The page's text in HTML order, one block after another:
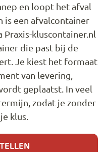
en loopt het afval
is een afvalcontainer
Praxis-kluscontainer.nl
die past bij de
Je kiest het formaat
van levering,
geplaatst. In veel
zodat je zonder
klus.